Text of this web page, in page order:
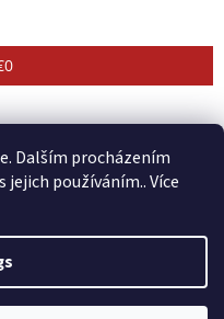
Dalším procházením
používáním.. Více
reserved.Edit cookie